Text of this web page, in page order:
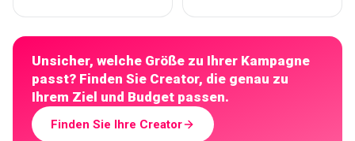
Unsicher, welche Größe zu Ihrer Kampagne
passt? Finden Sie Creator, die genau zu
Ihrem Ziel und Budget passen.
Finden Sie Ihre Creator